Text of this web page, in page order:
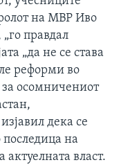
на МВР Иво
правдал
„да не се става
реформи во
осомничениот
дека се
на
власт.